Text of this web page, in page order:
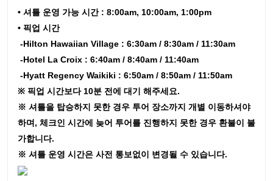
• 셔틀 운영 가능 시간 : 8:00am, 10:00am, 1:00pm
• 픽업 시간
-Hilton Hawaiian Village : 6:30am / 8:30am / 11:30am
-Hotel La Croix : 6:40am / 8:40am / 11:40am
-Hyatt Regency Waikiki : 6:50am / 8:50am / 11:50am
※ 픽업 시간보다 10분 전에 대기 해주세요.
※ 셔틀을 탑승하지 못한 경우 투어 장소까지 개별 이동하셔야
하며, 체크인 시간에 늦어 투어를 진행하지 못한 경우 환불이 불
가합니다.
※ 셔틀 운영 시간은 사전 통보없이 변경될 수 있습니다.